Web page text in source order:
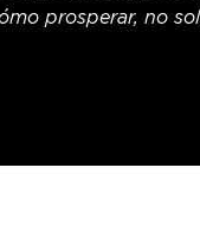
prosperar, no